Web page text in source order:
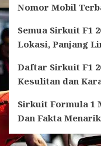
Nomor Mobil
Semua Sirkuit F1
Lokasi, Panjang
Daftar Sirkuit F1
Kesulitan dan
Sirkuit Formula 1
Dan Fakta